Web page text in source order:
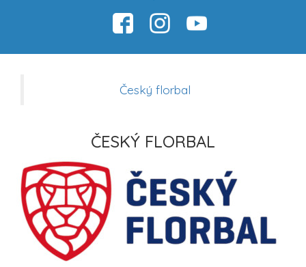
Český florbal
ČESKÝ FLORBAL